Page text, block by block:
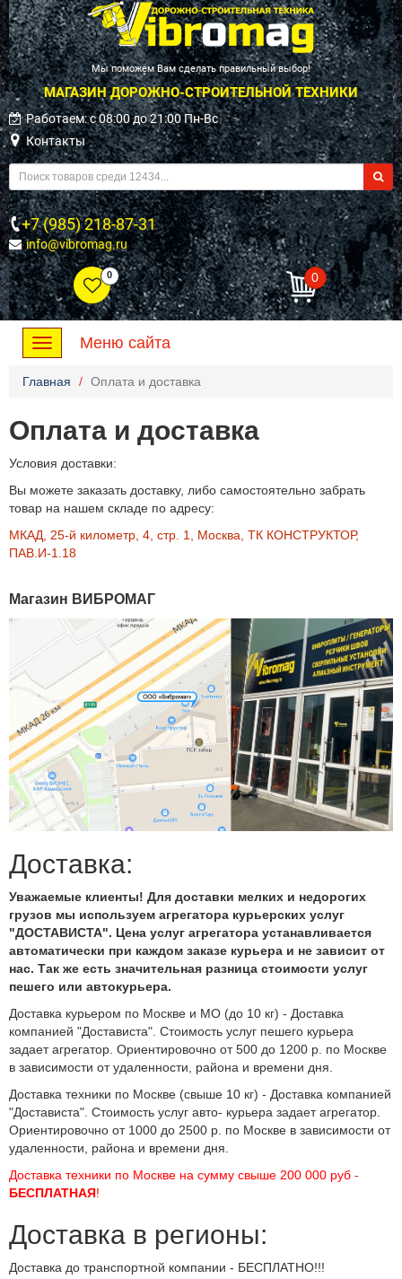
Мы поможем Вам сделать правильный выбор!
МАГАЗИН ДОРОЖНО-СТРОИТЕЛЬНОЙ ТЕХНИКИ
Работаем: c 08:00 до 21:00 Пн-Вс
Контакты
+7 (985) 218-87-31
info@vibromag.ru
0 0
Toggle
navigation
Меню сайта
Главная Оплата и доставка
Оплата и доставка
Условия доставки:
Вы можете заказать доставку, либо самостоятельно забрать
товар на нашем складе по адресу:
МКАД, 25-й километр, 4, стр. 1, Москва, ТК КОНСТРУКТОР,
ПАВ.И-1.18
Магазин ВИБРОМАГ
Доставка:
Уважаемые клиенты! Для доставки мелких и недорогих
грузов мы используем агрегатора курьерских услуг
"ДОСТАВИСТА". Цена услуг агрегатора устанавливается
автоматически при каждом заказе курьера и не зависит от
нас. Так же есть значительная разница стоимости услуг
пешего или автокурьера.
Доставка курьером по Москве и МО (до 10 кг) - Доставка
компанией "Достависта". Стоимость услуг пешего курьера
задает агрегатор. Ориентировочно от 500 до 1200 р. по Москве
в зависимости от удаленности, района и времени дня.
Доставка техники по Москве (свыше 10 кг) - Доставка компанией
"Достависта". Стоимость услуг авто- курьера задает агрегатор.
Ориентировочно от 1000 до 2500 р. по Москве в зависимости от
удаленности, района и времени дня.
Доставка техники по Москве на сумму свыше 200 000 руб -
БЕСПЛАТНАЯ!
Доставка в регионы:
Доставка до транспортной компании - БЕСПЛАТНО!!!